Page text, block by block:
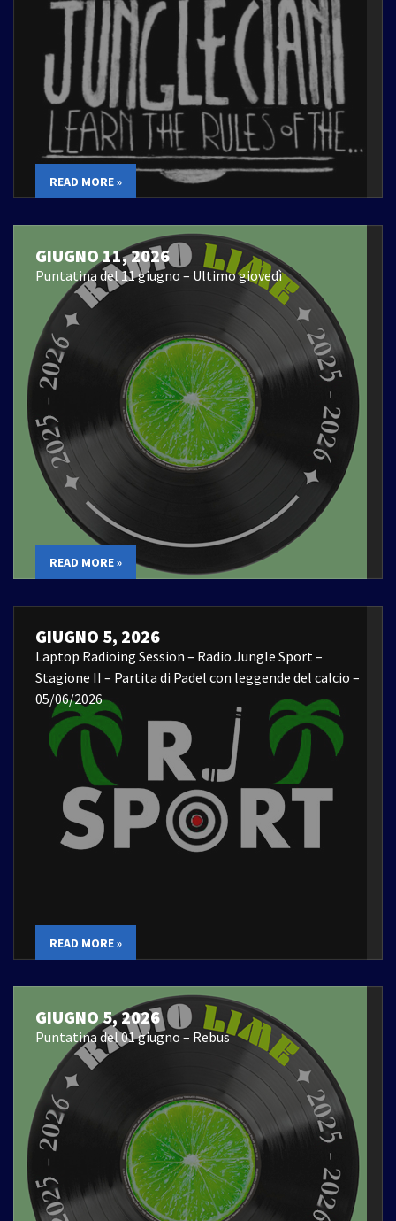
READ MORE »
GIUGNO 11, 2026
Puntatina del 11 giugno – Ultimo giovedì
READ MORE »
GIUGNO 5, 2026
Laptop Radioing Session – Radio Jungle Sport –
Stagione II – Partita di Padel con leggende del calcio –
05/06/2026
READ MORE »
GIUGNO 5, 2026
Puntatina del 01 giugno – Rebus